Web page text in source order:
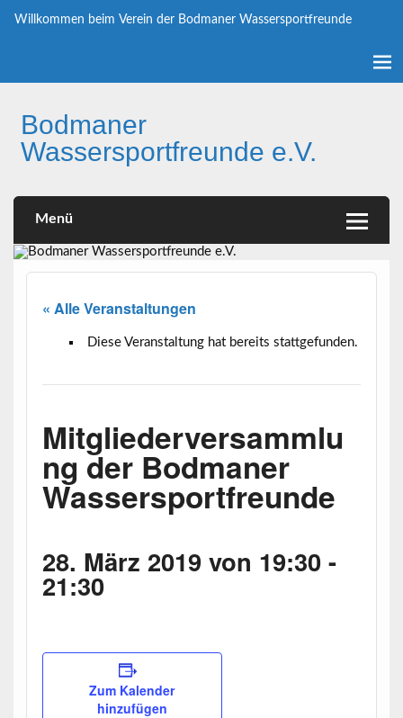
Willkommen beim Verein der Bodmaner Wassersportfreunde
Bodmaner
Wassersportfreunde e.V.
Menü
« Alle Veranstaltungen
Diese Veranstaltung hat bereits stattgefunden.
Mitgliederversammlu
ng der Bodmaner
Wassersportfreunde
28. März 2019 von 19:30-
21:30
Zum Kalender
hinzufügen